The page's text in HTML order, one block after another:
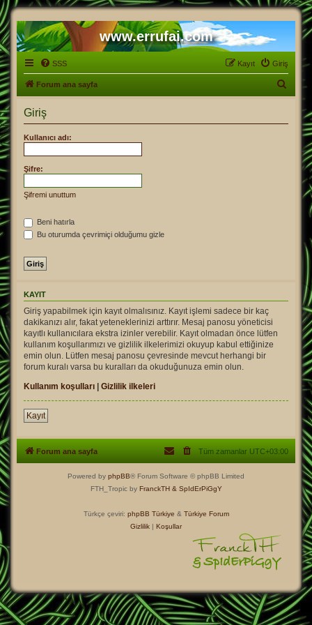
www.errufai.com
SSS Giriş
Kayıt
Forum ana sayfa
Giriş
Kullanıcı adı:
Şifre:
Şifremi unuttum
Beni hatırla
Bu oturumda çevrimiçi olduğumu gizle
KAYIT
Giriş yapabilmek için kayıt olmalısınız. Kayıt işlemi sadece bir kaç
dakikanızı alır, fakat yeteneklerinizi arttırır. Mesaj panosu yöneticisi
kayıtlı kullanıcılara ekstra izinler verebilir. Kayıt olmadan önce lütfen
kullanım koşullarımızı ve gizlilik ilkelerimizi okuyup kabul ettiğinize
emin olun. Lütfen mesaj panosu çevresinde mevcut herhangi bir
forum kuralı varsa bu kuralları da okuduğunuza emin olun.
Kullanım koşulları | Gizlilik ilkeleri
Kayıt
Forum ana sayfa Tüm zamanlar UTC+03:00
Powered by phpBB® Forum Software © phpBB Limited
FTH_Tropic by FranckTH & SpIdErPiGgY
Türkçe çeviri: phpBB Türkiye & Türkiye Forum
Gizlilik | Koşullar